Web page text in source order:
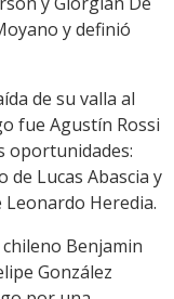
y definió
de su valla al
fue Agustín Rossi
oportunidades:
Lucas Abascia y
Heredia.
Benjamin
González